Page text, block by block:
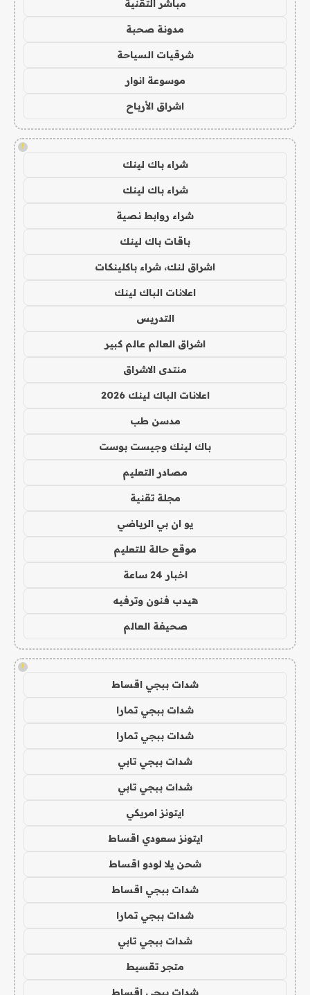
مباشر التقنية
مدونة صحبة
شرقيات السياحة
موسوعة انوار
اشراق الأرباح
!
شراء باك لينك
شراء باك لينك
شراء روابط نصية
باقات باك لينك
اشراق لنك، شراء باكلينكات
اعلانات الباك لينك
التدريس
اشراق العالم عالم كبير
منتدى الاشراق
اعلانات الباك لينك 2026
مدسن طب
باك لينك وجيست بوست
مصادر التعليم
مجلة تقنية
يو ان بي الرياضي
موقع حالة للتعليم
اخبار 24 ساعة
هيدب فنون وترفيه
صحيفة العالم
!
شدات ببجي اقساط
شدات ببجي تمارا
شدات ببجي تمارا
شدات ببجي تابي
شدات ببجي تابي
ايتونز امريكي
ايتونز سعودي اقساط
شحن يلا لودو اقساط
شدات ببجي اقساط
شدات ببجي تمارا
شدات ببجي تابي
متجر تقسيط
شدات ببجي اقساط